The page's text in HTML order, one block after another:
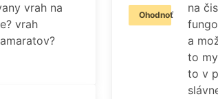
vrah na
vrah
Ohodnoť
na
a
to
to v